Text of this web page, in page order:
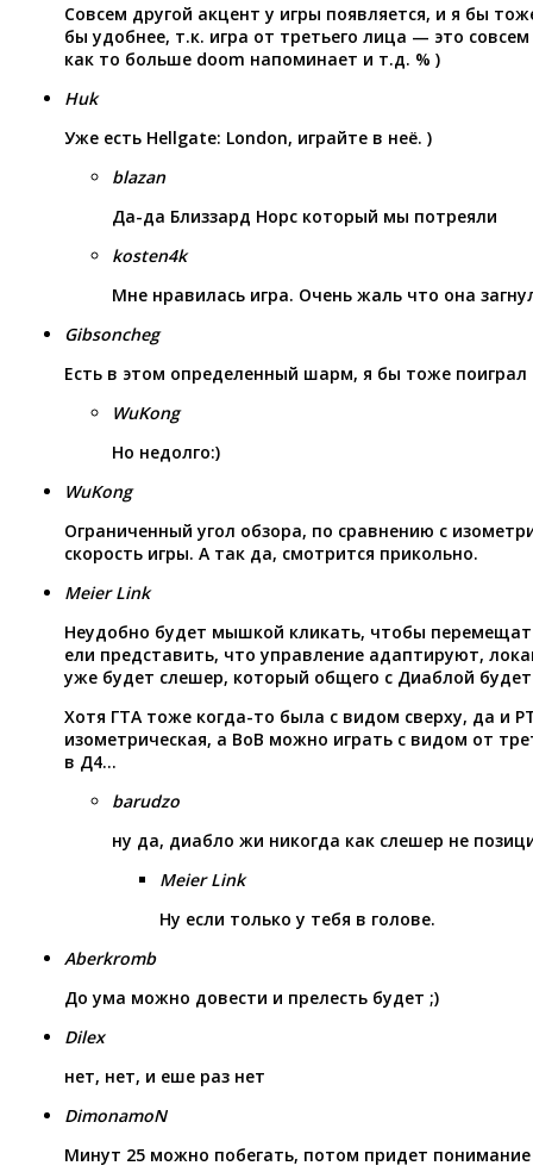
Совсем другой акцент у игры появляется, и я бы
бы удобнее, т.к. игра от третьего лица — это
как то больше doom напоминает и т.д. % )
Huk
Уже есть Hellgate: London, играйте в неё. )
blazan
Да-да Близзард Норс который мы потреяли
kosten4k
Мне нравилась игра. Очень жаль что она
Gibsoncheg
Есть в этом определенный шарм, я бы тоже
WuKong
Но недолго:)
WuKong
Ограниченный угол обзора, по сравнению с
скорость игры. А так да, смотрится прикольно.
Meier Link
Неудобно будет мышкой кликать, чтобы
ели представить, что управление адаптируют,
уже будет слешер, который общего с Диаблой
Хотя ГТА тоже когда-то была с видом сверху, да и
изометрическая, а ВоВ можно играть с видом от
в Д4…
barudzo
ну да, диабло жи никогда как слешер не
Meier Link
Ну если только у тебя в голове.
Aberkromb
До ума можно довести и прелесть будет ;)
Dilex
нет, нет, и еше раз нет
DimonamoN
Минут 25 можно побегать, потом придет понимание